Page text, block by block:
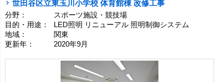
世田谷区立東玉川小学校 体育館棟 改修工事
分野：
スポーツ施設・競技場
目的・用途：
LED照明 リニューアル 照明制御システム
地域：
関東
更新年：
2020年9月